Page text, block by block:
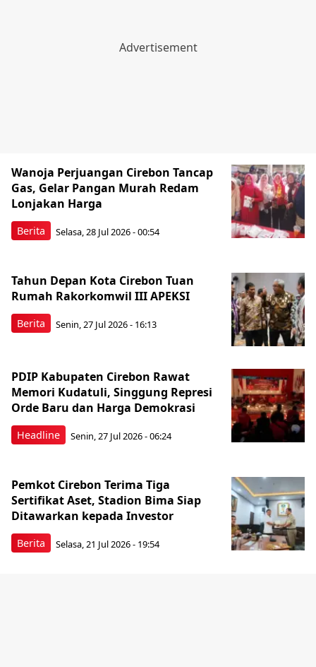
Berita
Wanoja Perjuangan Cirebon Tancap
Gas, Gelar Pangan Murah Redam
Lonjakan Harga
Selasa, 28 Jul 2026 - 00:54
Berita
Tahun Depan Kota Cirebon Tuan
Rumah Rakorkomwil III APEKSI
Senin, 27 Jul 2026 - 16:13
Headline
PDIP Kabupaten Cirebon Rawat
Memori Kudatuli, Singgung Represi
Orde Baru dan Harga Demokrasi
Senin, 27 Jul 2026 - 06:24
Berita
Pemkot Cirebon Terima Tiga
Sertifikat Aset, Stadion Bima Siap
Ditawarkan kepada Investor
Selasa, 21 Jul 2026 - 19:54